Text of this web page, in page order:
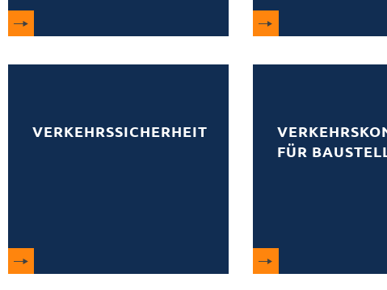
VERKEHRSSICHERHEIT
FÜR